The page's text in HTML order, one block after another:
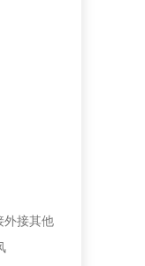
外接其他